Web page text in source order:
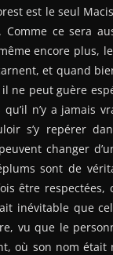
est le seul
ce sera
encore plus,
et quand
ne peut guère
n’y a jamais
s’y repérer
changer
sont de
être
inévitable que
vu que le
où son nom